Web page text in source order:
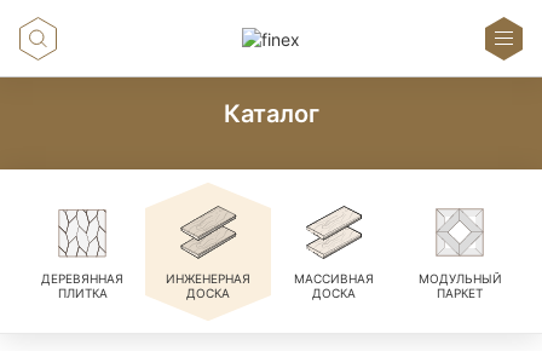
Каталог
ДЕРЕВЯННАЯ
ПЛИТКА
ИНЖЕНЕРНАЯ
ДОСКА
МАССИВНАЯ
ДОСКА
МОДУЛЬНЫЙ
ПАРКЕТ